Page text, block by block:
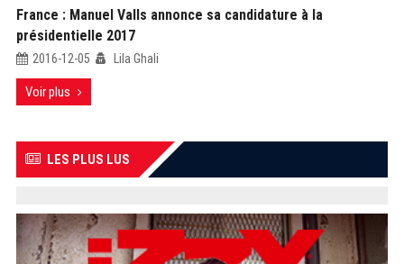
France : Manuel Valls annonce sa candidature à la
présidentielle 2017
2016-12-05 Lila Ghali
Voir plus
LES PLUS LUS